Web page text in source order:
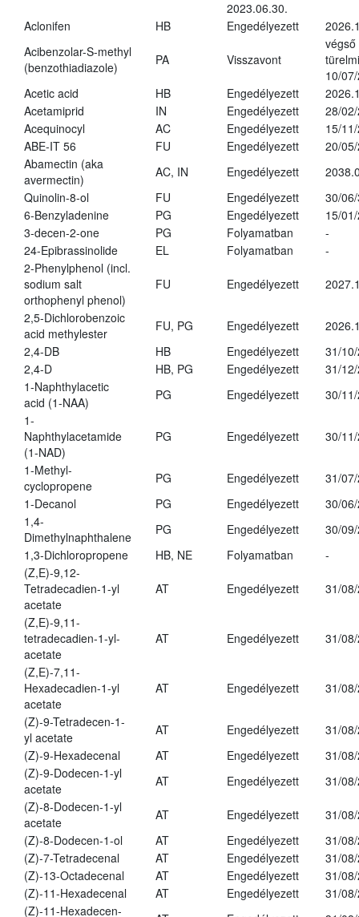
2023.06.30.
Aclonifen
HB Engedélyezett
Acibenzolar-S-methyl
(benzothiadiazole)
PA Visszavont
végső
10/
Acetic acid
HB Engedélyezett
Acetamiprid
IN Engedélyezett
28/
Acequinocyl
AC Engedélyezett
15/
ABE-IT 56
FU Engedélyezett
20/
Abamectin (aka
avermectin)
AC, IN Engedélyezett
Quinolin-8-ol
FU Engedélyezett
30/
6-Benzyladenine
PG Engedélyezett
15/
3-decen-2-one
PG Folyamatban
-
24-Epibrassinolide
EL Folyamatban
-
2-Phenylphenol (incl.
sodium salt
orthophenyl phenol)
FU Engedélyezett
2,5-Dichlorobenzoic
acid methylester
FU, PG Engedélyezett
2,4-DB
HB Engedélyezett
31/
2,4-D
HB, PG Engedélyezett
31/
1-Naphthylacetic
acid (1-NAA)
PG Engedélyezett
30/
1-
Naphthylacetamide
(1-NAD)
PG Engedélyezett 30/
1-Methyl-
cyclopropene
PG Engedélyezett
31/
1-Decanol
PG Engedélyezett
30/
1,4-
Dimethylnaphthalene
PG Engedélyezett
30/
1,3-Dichloropropene
HB, NE Folyamatban
-
(Z,E)-9,12-
Tetradecadien-1-yl
acetate
AT Engedélyezett 31/
(Z,E)-9,11-
tetradecadien-1-yl-
acetate
AT Engedélyezett 31/
(Z,E)-7,11-
Hexadecadien-1-yl
acetate
AT Engedélyezett 31/
(Z)-9-Tetradecen-1-
yl acetate
AT Engedélyezett
31/
(Z)-9-Hexadecenal
AT Engedélyezett
31/
(Z)-9-Dodecen-1-yl
acetate
AT Engedélyezett
31/
(Z)-8-Dodecen-1-yl
acetate
AT Engedélyezett
31/
(Z)-8-Dodecen-1-ol
AT Engedélyezett
31/
(Z)-7-Tetradecenal
AT Engedélyezett
31/
(Z)-13-Octadecenal
AT Engedélyezett
31/
(Z)-11-Hexadecenal
AT Engedélyezett
31/
(Z)-11-Hexadecen-